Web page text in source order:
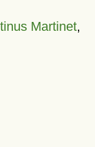
Martinet,